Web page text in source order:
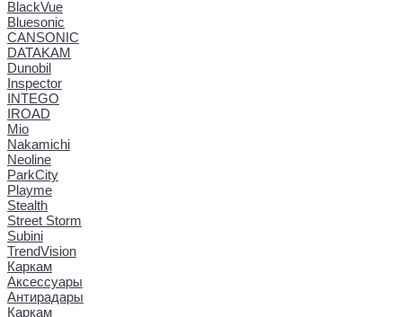
BlackVue
Bluesonic
CANSONIC
DATAKAM
Dunobil
Inspector
INTEGO
IROAD
Mio
Nakamichi
Neoline
ParkCity
Playme
Stealth
Street Storm
Subini
TrendVision
Каркам
Аксессуары
Антирадары
Каркам